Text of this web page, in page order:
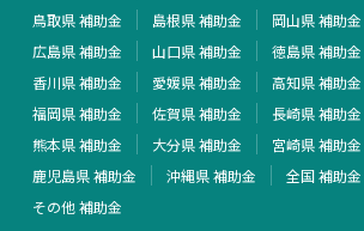
鳥取県 補助金
島根県 補助金
岡山県 補助金
広島県 補助金
山口県 補助金
徳島県 補助金
香川県 補助金
愛媛県 補助金
高知県 補助金
福岡県 補助金
佐賀県 補助金
長崎県 補助金
熊本県 補助金
大分県 補助金
宮崎県 補助金
鹿児島県 補助金
沖縄県 補助金
全国 補助金
その他 補助金